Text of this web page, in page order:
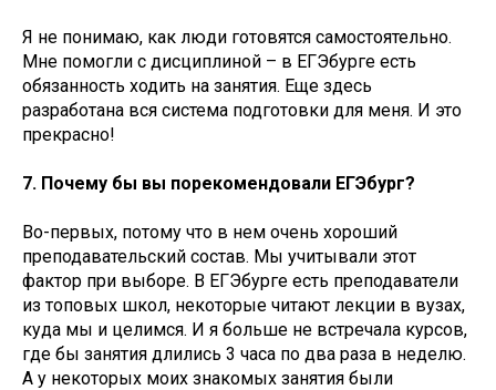
Я не понимаю, как люди готовятся самостоятельно.
Мне помогли с дисциплиной – в ЕГЭбурге есть
обязанность ходить на занятия. Еще здесь
разработана вся система подготовки для меня. И это
прекрасно!
7. Почему бы вы порекомендовали ЕГЭбург?
Во-первых, потому что в нем очень хороший
преподавательский состав. Мы учитывали этот
фактор при выборе. В ЕГЭбурге есть преподаватели
из топовых школ, некоторые читают лекции в вузах,
куда мы и целимся. И я больше не встречала курсов,
где бы занятия длились 3 часа по два раза в неделю.
А у некоторых моих знакомых занятия были